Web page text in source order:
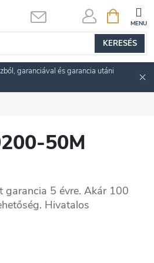
KERESÉS
KOSÁR
garanciával és garancia utáni
50M
garancia 5 évre. Akár 100
Hivatalos